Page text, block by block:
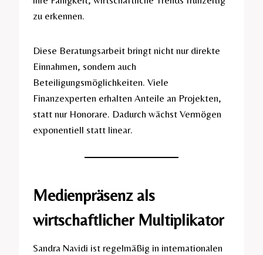
zu erkennen.
Diese Beratungsarbeit bringt nicht nur direkte
Einnahmen, sondern auch
Beteiligungsmöglichkeiten. Viele
Finanzexperten erhalten Anteile an Projekten,
statt nur Honorare. Dadurch wächst Vermögen
exponentiell statt linear.
Medienpräsenz als
wirtschaftlicher Multiplikator
Sandra Navidi ist regelmäßig in internationalen